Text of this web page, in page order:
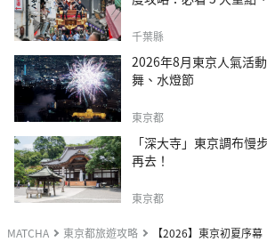
MATCHA 東京都旅遊攻略 【2026】東京初夏序
千葉縣
2026年8月東京人氣活
舞、水燈節
東京都
「深大寺」東京調布慢
再去！
東京都